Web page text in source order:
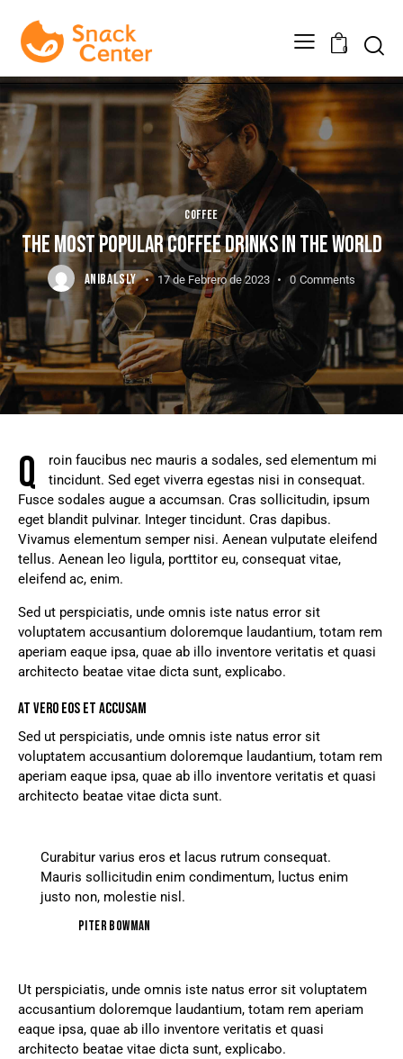
0
COFFEE
THE MOST POPULAR COFFEE DRINKS IN THE WORLD
ANIBALSLY 17 de Febrero de 2023 0 Comments
Q
roin faucibus nec mauris a sodales, sed elementum mi
tincidunt. Sed eget viverra egestas nisi in consequat.
Fusce sodales augue a accumsan. Cras sollicitudin, ipsum
eget blandit pulvinar. Integer tincidunt. Cras dapibus.
Vivamus elementum semper nisi. Aenean vulputate eleifend
tellus. Aenean leo ligula, porttitor eu, consequat vitae,
eleifend ac, enim.
Sed ut perspiciatis, unde omnis iste natus error sit
voluptatem accusantium doloremque laudantium, totam rem
aperiam eaque ipsa, quae ab illo inventore veritatis et quasi
architecto beatae vitae dicta sunt, explicabo.
AT VERO EOS ET ACCUSAM
Sed ut perspiciatis, unde omnis iste natus error sit
voluptatem accusantium doloremque laudantium, totam rem
aperiam eaque ipsa, quae ab illo inventore veritatis et quasi
architecto beatae vitae dicta sunt.
Curabitur varius eros et lacus rutrum consequat.
Mauris sollicitudin enim condimentum, luctus enim
justo non, molestie nisl.
Piter Bowman
Ut perspiciatis, unde omnis iste natus error sit voluptatem
accusantium doloremque laudantium, totam rem aperiam
eaque ipsa, quae ab illo inventore veritatis et quasi
architecto beatae vitae dicta sunt, explicabo.